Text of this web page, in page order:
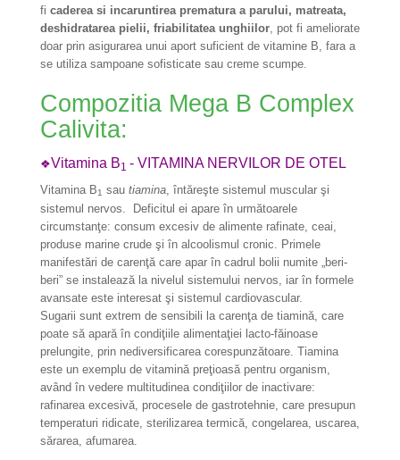
fi caderea si incaruntirea prematura a parului, matreata,
deshidratarea pielii, friabilitatea unghiilor, pot fi ameliorate
doar prin asigurarea unui aport suficient de vitamine B, fara a
se utiliza sampoane sofisticate sau creme scumpe.
Compozitia Mega B Complex
Calivita:
❖Vitamina B1 - VITAMINA NERVILOR DE OTEL
Vitamina B1 sau tiamina, întăreşte sistemul muscular şi
sistemul nervos. Deficitul ei apare în ur­mătoarele
circumstanţe: consum excesiv de alimente rafinate, ceai,
produse marine crude şi în alcoolismul cronic. Primele
manifestări de carenţă care apar în cadrul bolii numite „beri-
beri” se instalează la nivelul sistemului nervos, iar în formele
avansate este interesat şi sistemul cardiovascular.
Sugarii sunt extrem de sensibili la carenţa de tiamină, care
poate să apară în condiţiile alimentaţiei lacto-făinoase
prelungite, prin nediversificarea corespunzătoare. Tiamina
este un exemplu de vita­mină preţioasă pentru organism,
având în vedere multitudinea con­diţiilor de inactivare:
rafinarea excesivă, procesele de gastrotehnie, care presupun
temperaturi ridicate, sterilizarea termică, congelarea, uscarea,
sărarea, afumarea.